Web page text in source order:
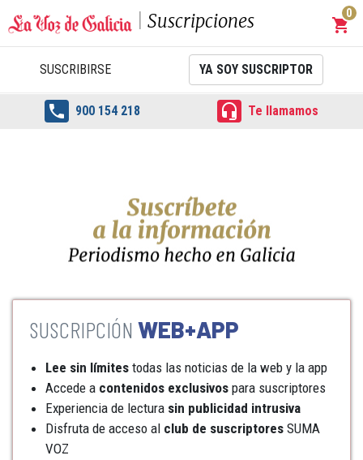
Suscripciones shopping_cart
0
SUSCRIBIRSE YA SOY SUSCRIPTOR
 900 154 218  Te llamamos
WEB+APP
Lee sin límites todas las noticias de la web y la app
Accede a contenidos exclusivos para suscriptores
Experiencia de lectura sin publicidad intrusiva
Disfruta de acceso al club de suscriptores SUMA
VOZ